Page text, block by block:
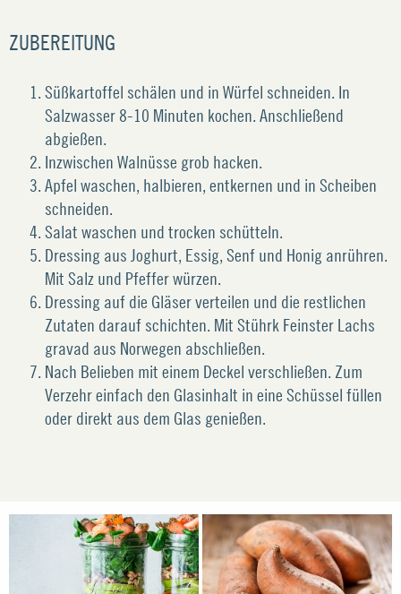
ZUBEREITUNG
Süßkartoffel schälen und in Würfel schneiden. In
Salzwasser 8-10 Minuten kochen. Anschließend
abgießen.
Inzwischen Walnüsse grob hacken.
Apfel waschen, halbieren, entkernen und in Scheiben
schneiden.
Salat waschen und trocken schütteln.
Dressing aus Joghurt, Essig, Senf und Honig anrühren.
Mit Salz und Pfeffer würzen.
Dressing auf die Gläser verteilen und die restlichen
Zutaten darauf schichten. Mit Stührk Feinster Lachs
gravad aus Norwegen abschließen.
Nach Belieben mit einem Deckel verschließen. Zum
Verzehr einfach den Glasinhalt in eine Schüssel füllen
oder direkt aus dem Glas genießen.